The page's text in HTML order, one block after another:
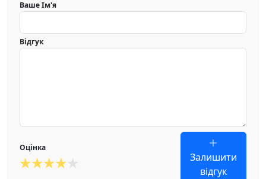
Ваше Ім'я
Відгук
Оцінка
Залишити
відгук